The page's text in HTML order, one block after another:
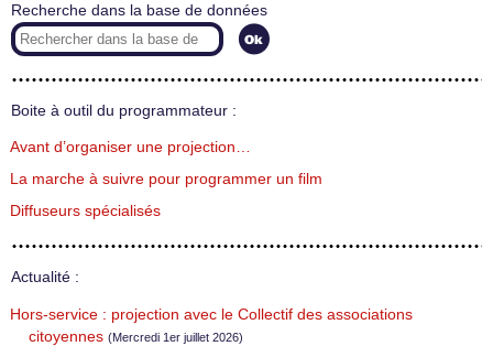
Recherche dans la base de données
Boite à outil du programmateur :
Avant d’organiser une projection…
La marche à suivre pour programmer un film
Diffuseurs spécialisés
Actualité :
Hors-service : projection avec le Collectif des associations
citoyennes (Mercredi 1er juillet 2026)